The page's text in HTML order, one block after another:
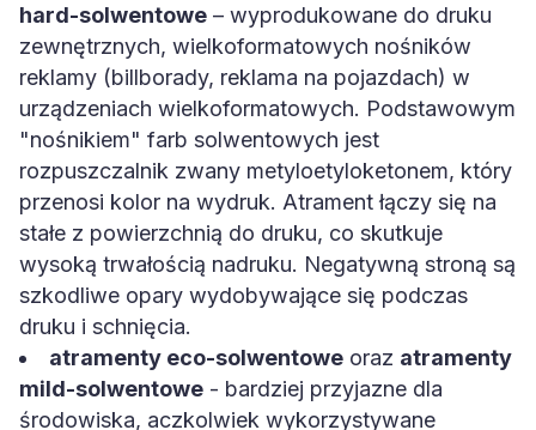
hard-solwentowe – wyprodukowane do druku
zewnętrznych, wielkoformatowych nośników
reklamy (billborady, reklama na pojazdach) w
urządzeniach wielkoformatowych. Podstawowym
"nośnikiem" farb solwentowych jest
rozpuszczalnik zwany metyloetyloketonem, który
przenosi kolor na wydruk. Atrament łączy się na
stałe z powierzchnią do druku, co skutkuje
wysoką trwałością nadruku. Negatywną stroną są
szkodliwe opary wydobywające się podczas
druku i schnięcia.
atramenty eco-solwentowe oraz atramenty
mild-solwentowe - bardziej przyjazne dla
środowiska, aczkolwiek wykorzystywane